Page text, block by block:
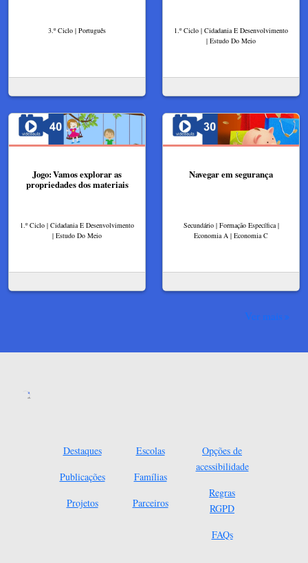
3.º Ciclo | Português
1.º Ciclo | Cidadania E Desenvolvimento
| Estudo Do Meio
Jogo: Vamos explorar as
propriedades dos materiais
1.º Ciclo | Cidadania E Desenvolvimento
| Estudo Do Meio
Navegar em segurança
Secundário | Formação Específica |
Economia A | Economia C
Ver mais
Destaques
Publicações
Projetos
Escolas
Famílias
Parceiros
Opções de
acessibilidade
Regras
RGPD
FAQs